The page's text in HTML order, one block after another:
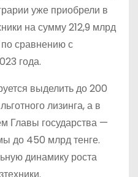
уже приобрели в
на сумму 212,9 млрд
сравнению с
года.
выделить до 200
лизинга, а в
Главы государства —
до 450 млрд тенге.
динамику роста